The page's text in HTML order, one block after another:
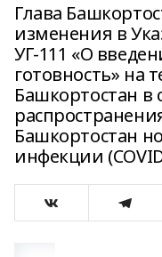
Глава
изменения в
УГ-111 «О
готовность» на
Башкортостан в
Башкортостан
инфекции